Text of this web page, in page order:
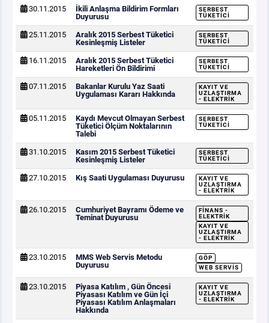
30.11.2015
İkili Anlaşma Bildirim Formları
Duyurusu
SERBEST
TÜKETICI
25.11.2015
Aralık 2015 Serbest Tüketici
Kesinleşmiş Listeler
SERBEST
TÜKETICI
16.11.2015
Aralık 2015 Serbest Tüketici
Hareketleri Ön Bildirimi
SERBEST
TÜKETICI
07.11.2015
Bakanlar Kurulu Yaz Saati
Uygulaması Kararı Hakkında
KAYIT VE
UZLAŞTIRMA
- ELEKTRIK
05.11.2015
Kaydı Mevcut Olmayan Serbest
Tüketici Ölçüm Noktalarının
Talebi
SERBEST
TÜKETICI
31.10.2015
Kasım 2015 Serbest Tüketici
Kesinleşmiş Listeler
SERBEST
TÜKETICI
27.10.2015 Kış Saati Uygulaması Duyurusu
KAYIT VE
UZLAŞTIRMA
- ELEKTRIK
26.10.2015
Cumhuriyet Bayramı Ödeme ve
Teminat Duyurusu
FINANS -
ELEKTRIK
KAYIT VE
UZLAŞTIRMA
- ELEKTRIK
23.10.2015
MMS Web Servis Metodu
Duyurusu
GÖP
WEB SERVIS
23.10.2015
Piyasa Katılım , Gün Öncesi
Piyasası Katılım ve Gün İçi
Piyasası Katılım Anlaşmaları
Hakkında
KAYIT VE
UZLAŞTIRMA
- ELEKTRIK